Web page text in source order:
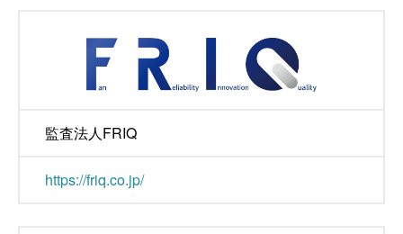
監査法人FRIQ
https://friq.co.jp/